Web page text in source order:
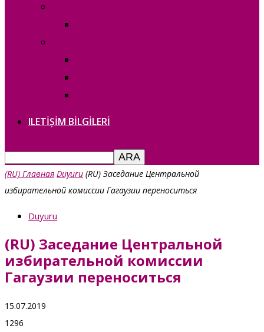
ILETIȘIM BILGILERI
(RU) Главная Duyuru (RU) Заседание Центральной
избирательной комиссии Гагаузии переноситься
Duyuru
(RU) Заседание Центральной
избирательной комиссии
Гагаузии переноситься
15.07.2019
1296